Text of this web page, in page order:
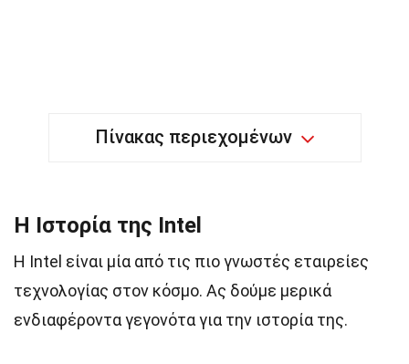
Πίνακας περιεχομένων
Η Ιστορία της Intel
Η Intel είναι μία από τις πιο γνωστές εταιρείες
τεχνολογίας στον κόσμο. Ας δούμε μερικά
ενδιαφέροντα γεγονότα για την ιστορία της.